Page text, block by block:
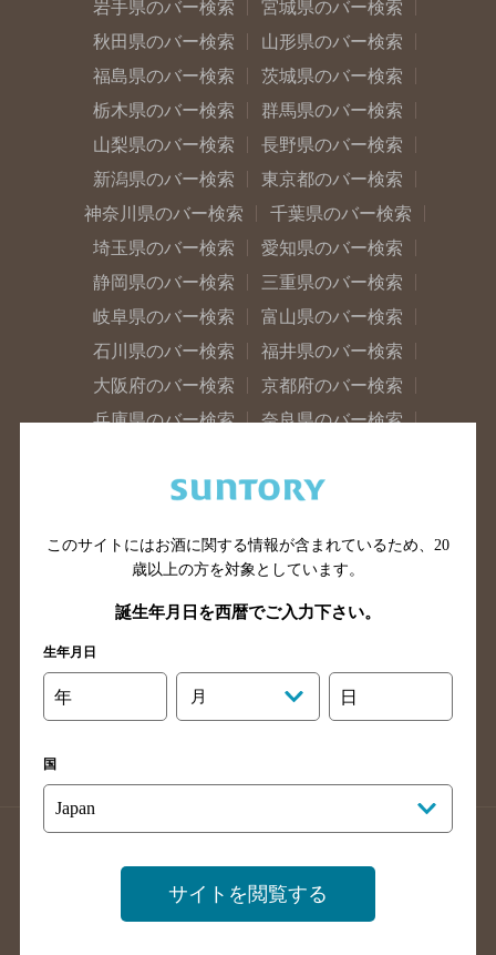
岩手県のバー検索
宮城県のバー検索
秋田県のバー検索
山形県のバー検索
福島県のバー検索
茨城県のバー検索
栃木県のバー検索
群馬県のバー検索
山梨県のバー検索
長野県のバー検索
新潟県のバー検索
東京都のバー検索
神奈川県のバー検索
千葉県のバー検索
埼玉県のバー検索
愛知県のバー検索
静岡県のバー検索
三重県のバー検索
岐阜県のバー検索
富山県のバー検索
石川県のバー検索
福井県のバー検索
大阪府のバー検索
京都府のバー検索
兵庫県のバー検索
奈良県のバー検索
広島県のバー検索
岡山県のバー検索
島根県のバー検索
徳島県のバー検索
高知県のバー検索
福岡県のバー検索
長崎県のバー検索
大分県のバー検索
熊本県のバー検索
掲載店舗様ログイン
このサイトにはお酒に関する情報が含まれているため、 20
歳以上の方を対象としています。
誕生年月日を西暦でご入力下さい。
生年月日
年 月 日
国
サイトを閲覧する